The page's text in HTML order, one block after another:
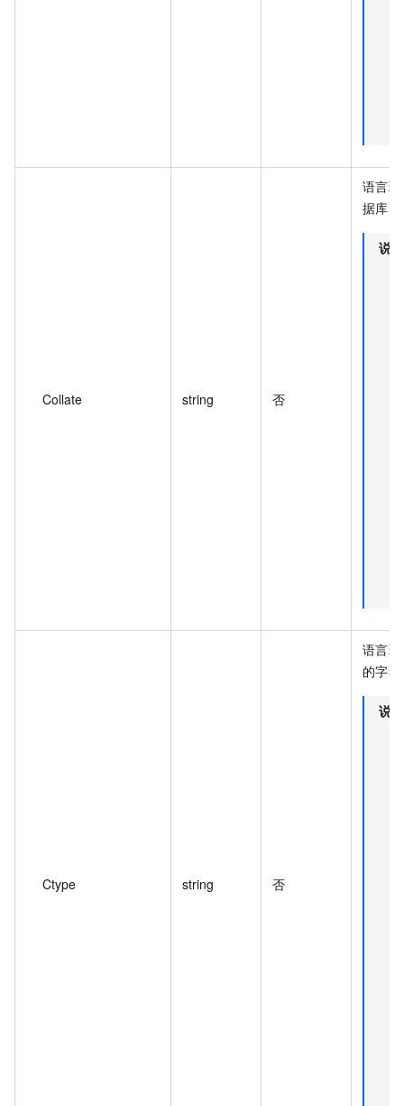
Collate string 否
语言
据库
说明
Ctype string 否
语言
的字
说明